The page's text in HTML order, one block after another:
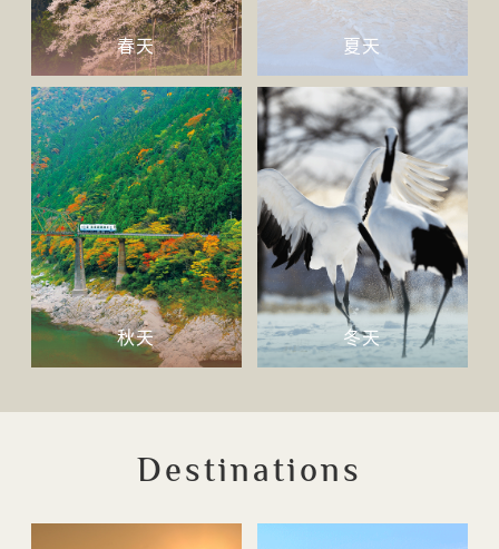
春天 夏天
秋天 冬天
Destinations